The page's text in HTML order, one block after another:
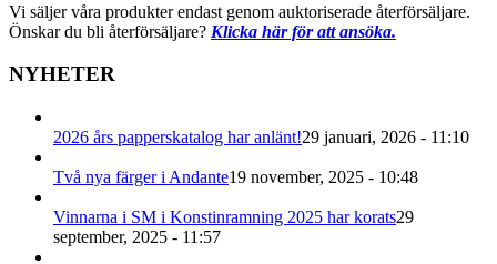
Vi säljer våra produkter endast genom auktoriserade återförsäljare.
Önskar du bli återförsäljare? Klicka här för att ansöka.
NYHETER
2026 års papperskatalog har anlänt!29 januari, 2026 - 11:10
Två nya färger i Andante19 november, 2025 - 10:48
Vinnarna i SM i Konstinramning 2025 har korats29
september, 2025 - 11:57